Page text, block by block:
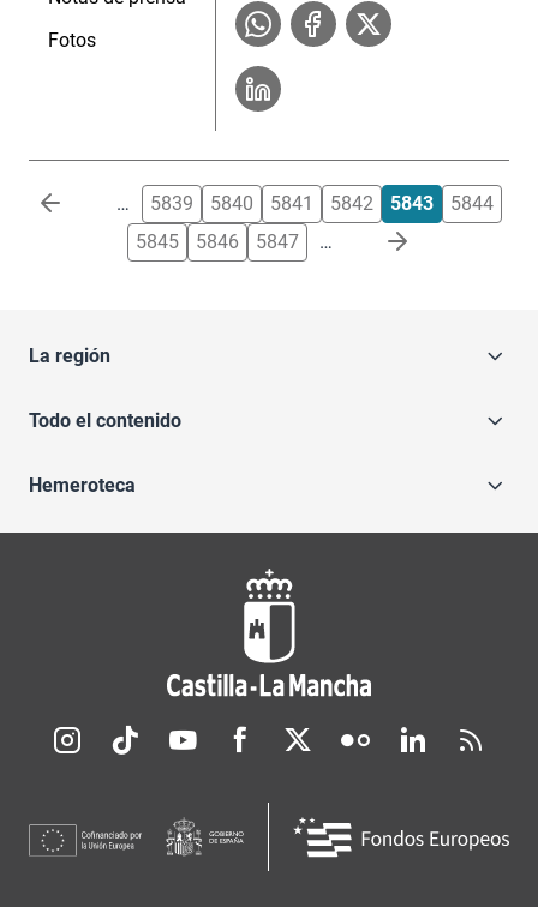
Fotos
Paginación … 5839 5840 5841 5842 5843
5844
5845
5846 5847 …
La región
Todo el contenido
Hemeroteca
Redes sociales JCCM